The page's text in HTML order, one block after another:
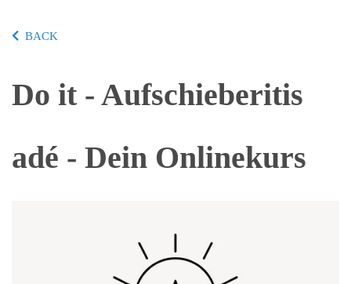
BACK
Do it - Aufschieberitis
adé - Dein Onlinekurs